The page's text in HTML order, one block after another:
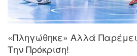
«Πληγώθηκε» Αλλά
Την Πρόκριση!